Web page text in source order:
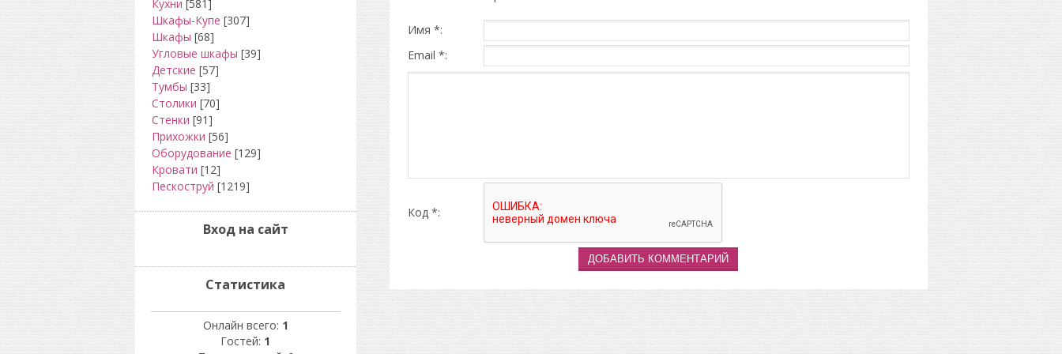
Имя *:
Email *:
Код *:
Кухни [581]
Шкафы-Купе [307]
Шкафы [68]
Угловые шкафы [39]
Детские [57]
Тумбы [33]
Столики [70]
Стенки [91]
Прихожки [56]
Оборудование [129]
Кровати [12]
Пескоструй [1219]
Вход на сайт
Статистика
Онлайн всего: 1
Гостей: 1